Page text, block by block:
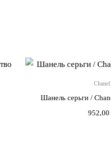
Chanel
Шанель серьги /